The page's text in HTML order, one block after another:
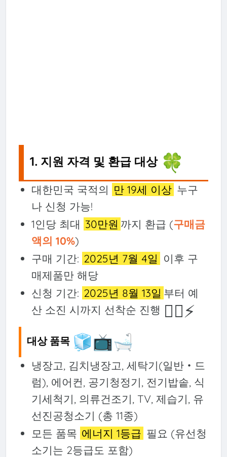
1. 지원 자격 및 환급 대상 🍀
대한민국 국적의 만 19세 이상 누구
나 신청 가능!
1인당 최대 30만원 까지 환급 (구매금
액의 10%)
구매 기간: 2025년 7월 4일 이후 구
매제품만 해당
신청 기간: 2025년 8월 13일 부터 예
산 소진 시까지 선착순 진행 🏃‍♂️⚡
대상 품목 🧊📺🛁
냉장고, 김치냉장고, 세탁기(일반‧드
럼), 에어컨, 공기청정기, 전기밥솥, 식
기세척기, 의류건조기, TV, 제습기, 유
선진공청소기 (총 11종)
모든 품목 에너지 1등급 필요 (유선청
소기는 2등급도 포함)